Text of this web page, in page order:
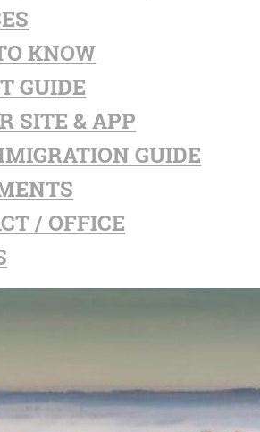
KNOW
GUIDE
SITE & APP
GUIDE
/ OFFICE